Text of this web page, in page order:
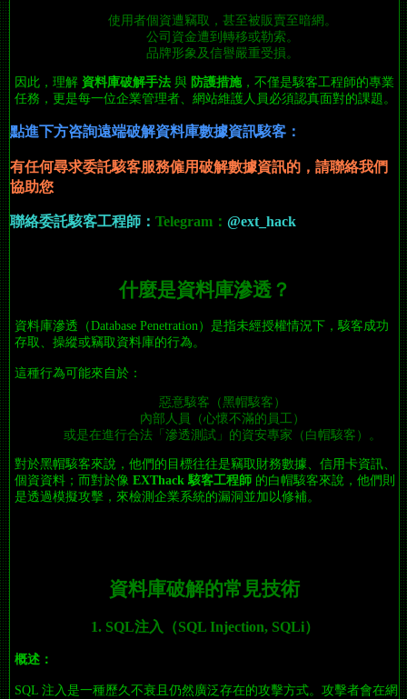
使用者個資遭竊取，甚至被販賣至暗網。
公司資金遭到轉移或勒索。
品牌形象及信譽嚴重受損。
因此，理解 資料庫破解手法 與 防護措施，不僅是駭客工程師的專業
任務，更是每一位企業管理者、網站維護人員必須認真面對的課題。
點進下方咨詢遠端破解資料庫數據資訊駭客：
有任何尋求委託駭客服務僱用破解數據資訊的 ，請聯絡我們
協助您
聯絡委託駭客工程師： Telegram： @ext_hack
什麼是資料庫滲透？
資料庫滲透（Database Penetration）是指未經授權情況下，駭客成功
存取、操縱或竊取資料庫的行為。
這種行為可能來自於：
惡意駭客（黑帽駭客）
內部人員（心懷不滿的員工）
或是在進行合法「滲透測試」的資安專家（白帽駭客）。
對於黑帽駭客來說，他們的目標往往是竊取財務數據、信用卡資訊、
個資資料；而對於像 EXThack 駭客工程師 的白帽駭客來說，他們則
是透過模擬攻擊，來檢測企業系統的漏洞並加以修補。
資料庫破解的常見技術
1. SQL注入（SQL Injection, SQLi）
概述：
SQL 注入是一種歷久不衰且仍然廣泛存在的攻擊方式。攻擊者會在網